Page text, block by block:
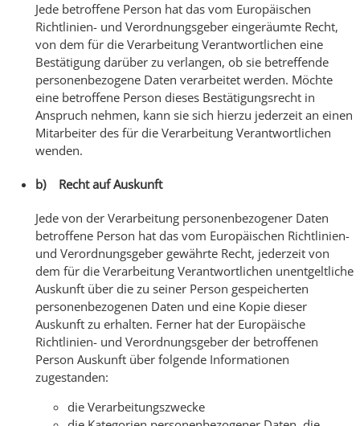
Jede betroffene Person hat das vom Europäischen
Richtlinien- und Verordnungsgeber eingeräumte Recht,
von dem für die Verarbeitung Verantwortlichen eine
Bestätigung darüber zu verlangen, ob sie betreffende
personenbezogene Daten verarbeitet werden. Möchte
eine betroffene Person dieses Bestätigungsrecht in
Anspruch nehmen, kann sie sich hierzu jederzeit an einen
Mitarbeiter des für die Verarbeitung Verantwortlichen
wenden.
b) Recht auf Auskunft
Jede von der Verarbeitung personenbezogener Daten
betroffene Person hat das vom Europäischen Richtlinien-
und Verordnungsgeber gewährte Recht, jederzeit von
dem für die Verarbeitung Verantwortlichen unentgeltliche
Auskunft über die zu seiner Person gespeicherten
personenbezogenen Daten und eine Kopie dieser
Auskunft zu erhalten. Ferner hat der Europäische
Richtlinien- und Verordnungsgeber der betroffenen
Person Auskunft über folgende Informationen
zugestanden:
die Verarbeitungszwecke